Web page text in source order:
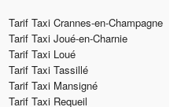
Tarif Taxi Crannes-en-Champagne
Tarif Taxi Joué-en-Charnie
Tarif Taxi Loué
Tarif Taxi Tassillé
Tarif Taxi Mansigné
Tarif Taxi Requeil